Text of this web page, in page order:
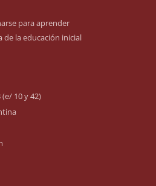
para aprender
de la educación inicial
10 y 42)